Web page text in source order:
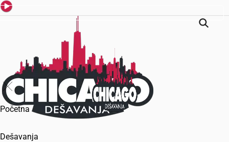
Početna
Dešavanja